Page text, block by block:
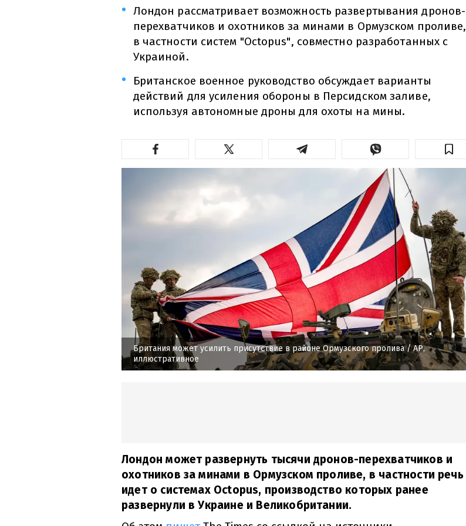
Лондон рассматривает возможность развертывания дронов-
перехватчиков и охотников за минами в Ормузском проливе,
в частности систем "Octopus", совместно разработанных с
Украиной.
Британское военное руководство обсуждает варианты
действий для усиления обороны в Персидском заливе,
используя автономные дроны для охоты на мины.
Британия может усилить присутствие в районе Ормузского пролива/ AP,
иллюстративное
Лондон может развернуть тысячи дронов-перехватчиков и
охотников за минами в Ормузском проливе, в частности речь
идет о системах Octopus, производство которых ранее
развернули в Украине и Великобритании.